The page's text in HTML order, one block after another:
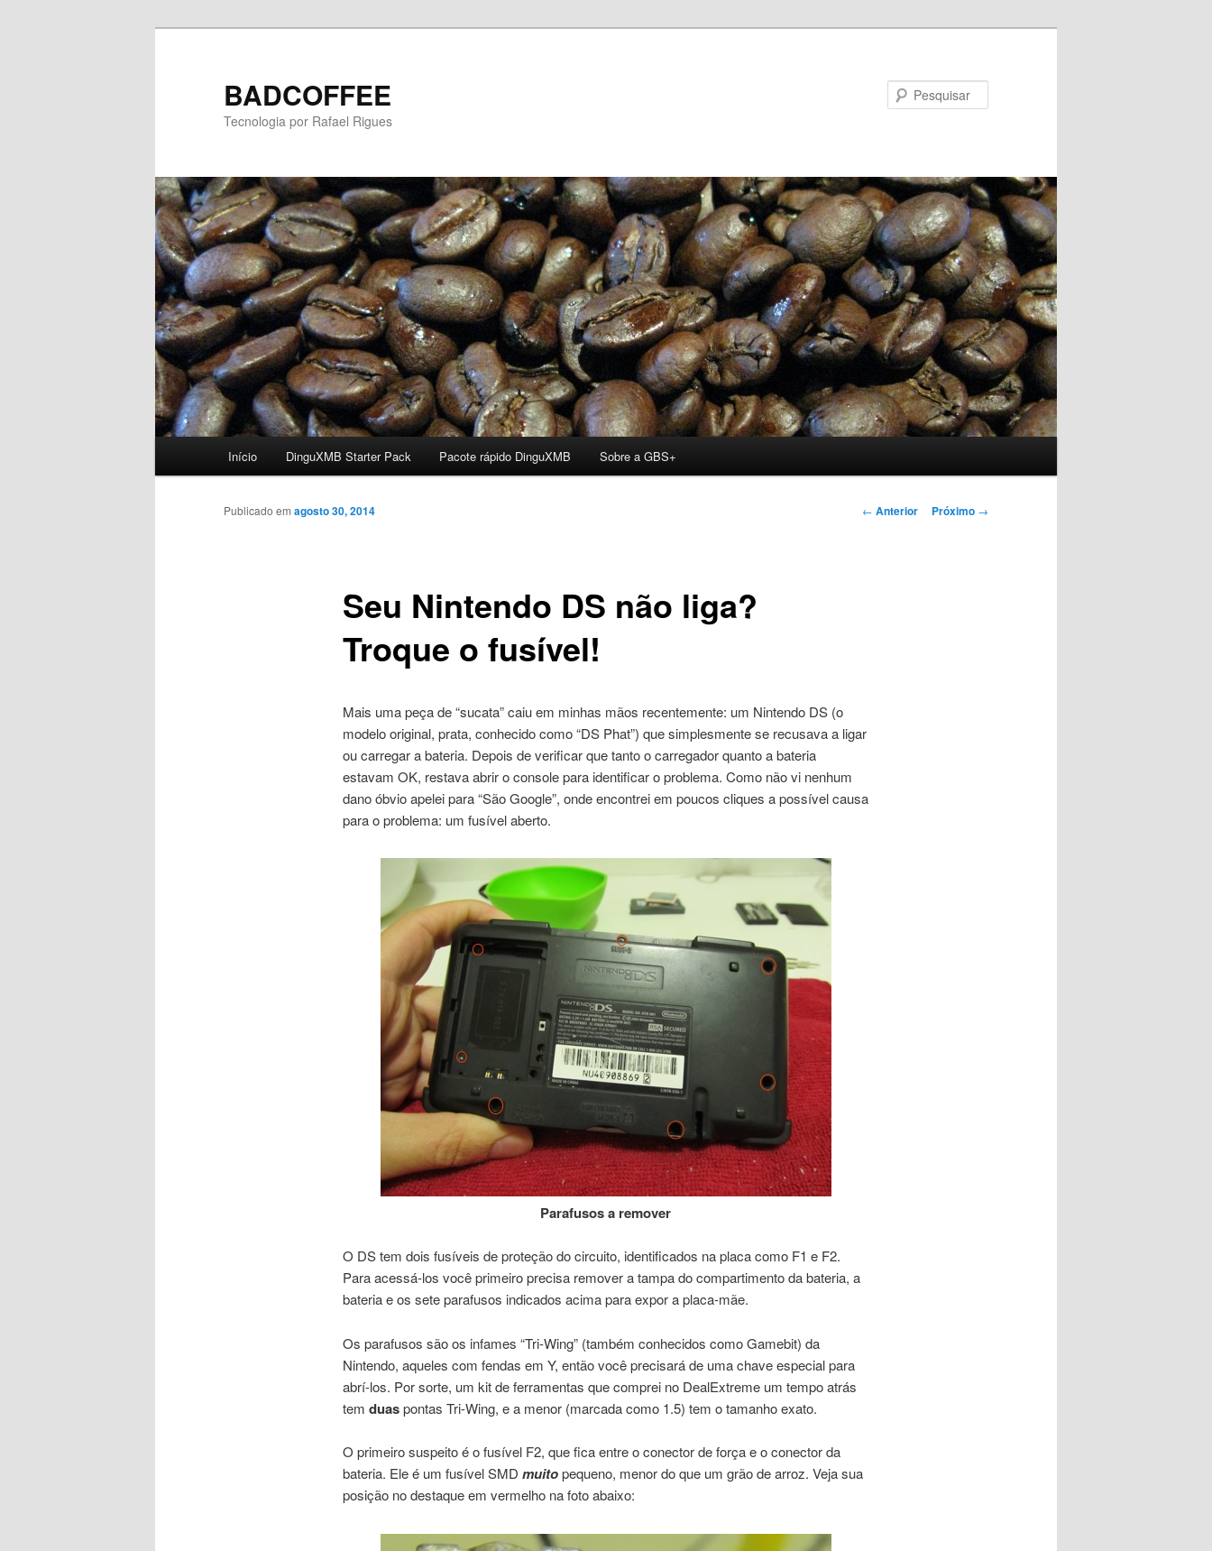
BADCOFFEE
Tecnologia por Rafael Rigues
Pular
para
Início DinguXMB Starter Pack Pacote rápido DinguXMB Sobre a GBS+
Navegação
← Anterior Próximo →
Seu Nintendo DS não liga?
Troque o fusível!
Publicado em agosto 30, 2014
Mais uma peça de “sucata” caiu em minhas mãos recentemente: um Nintendo DS (o
modelo original, prata, conhecido como “DS Phat”) que simplesmente se recusava a ligar
ou carregar a bateria. Depois de verificar que tanto o carregador quanto a bateria
estavam OK, restava abrir o console para identificar o problema. Como não vi nenhum
dano óbvio apelei para “São Google”, onde encontrei em poucos cliques a possível causa
para o problema: um fusível aberto.
Parafusos a remover
O DS tem dois fusíveis de proteção do circuito, identificados na placa como F1 e F2.
Para acessá-los você primeiro precisa remover a tampa do compartimento da bateria, a
bateria e os sete parafusos indicados acima para expor a placa-mãe.
Os parafusos são os infames “Tri-Wing” (também conhecidos como Gamebit) da
Nintendo, aqueles com fendas em Y, então você precisará de uma chave especial para
abrí-los. Por sorte, um kit de ferramentas que comprei no DealExtreme um tempo atrás
tem duaspontas Tri-Wing, e a menor (marcada como 1.5) tem o tamanho exato.
O primeiro suspeito é o fusível F2, que fica entre o conector de força e o conector da
bateria. Ele é um fusível SMD muitopequeno, menor do que um grão de arroz. Veja sua
posição no destaque em vermelho na foto abaixo: